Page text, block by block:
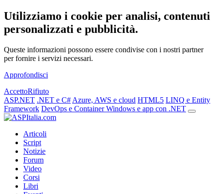
Utilizziamo i cookie per analisi, contenuti
personalizzati e pubblicità.
Queste informazioni possono essere condivise con i nostri partner
per fornire i servizi necessari.
Approfondisci
AccettoRifiuto
ASP.NET .NET e C# Azure, AWS e cloud HTML5 LINQ e Entity
Framework DevOps e ContainerWindows e app con .NET
Articoli
Script
Notizie
Forum
Video
Corsi
Libri